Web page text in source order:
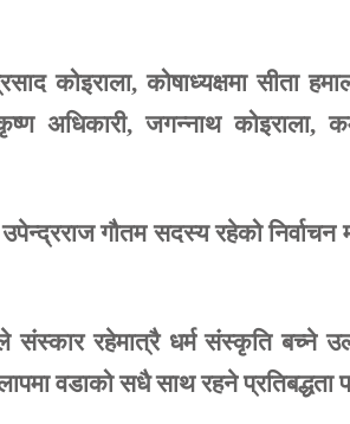
कोइराला,कोषाध्यक्षमा सीता
अधिकारी,जगन्नाथ कोइराला,
उपेन्द्रराज गौतम सदस्य रहेको निर्वाचन
संस्कार रहेमात्रै धर्म संस्कृति बच्ने
वडाको सधै साथ रहने प्रतिबद्धता